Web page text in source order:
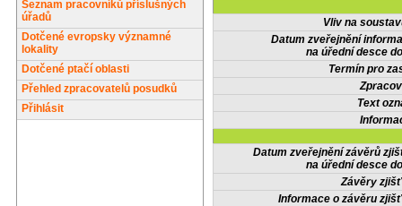
Seznam pracovníků příslušných
úřadů
Dotčené evropsky významné
lokality
Dotčené ptačí oblasti
Přehled zpracovatelů posudků
Přihlásit
Vliv na
Datum zveřejnění
na úřední desce
Termín pro
Text
Datum zveřejnění závěrů
na úřední desce
Závěry
Informace o závěru